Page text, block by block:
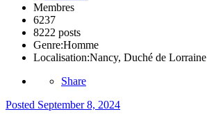
Membres
6237
8222 posts
Genre:Homme
Localisation:Nancy, Duché de Lorraine
Share
Posted September 8, 2024